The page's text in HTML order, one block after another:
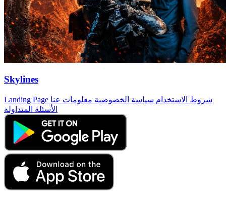
Skylines
Landing Page شروط الاستخدام سياسة الخصوصية معلومات عنا
الأسئلة المتداولة